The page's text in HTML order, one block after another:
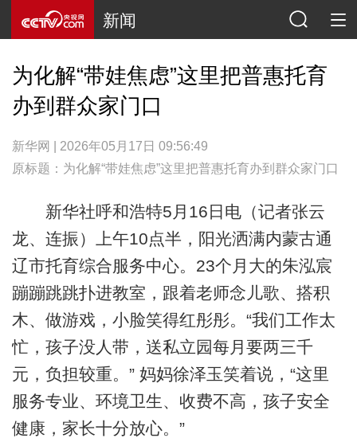
新闻
为化解“带娃焦虑”这里把普惠托育
办到群众家门口
新华网 | 2026年05月17日 09:56:49
原标题：为化解“带娃焦虑”这里把普惠托育办到群众家门口
新华社呼和浩特5月16日电（记者张云
龙、连振）上午10点半，阳光洒满内蒙古通
辽市托育综合服务中心。23个月大的朱泓宸
蹦蹦跳跳扑进教室，跟着老师念儿歌、搭积
木、做游戏，小脸笑得红彤彤。“我们工作太
忙，孩子没人带，送私立园每月要两三千
元，负担较重。” 妈妈徐泽玉笑着说，“这里
服务专业、环境卫生、收费不高，孩子安全
健康，家长十分放心。”